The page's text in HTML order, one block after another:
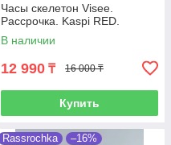
Часы скелетон Visee.
Рассрочка. Kaspi RED.
В наличии
12 990 ₸ 16 000 ₸
Купить
Rassrochka –16%